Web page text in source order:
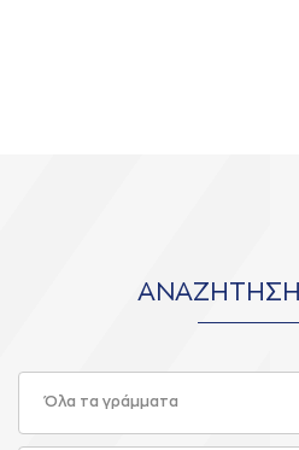
ΑΝΑΖΗΤΗΣΗ
Όλα τα γράμματα